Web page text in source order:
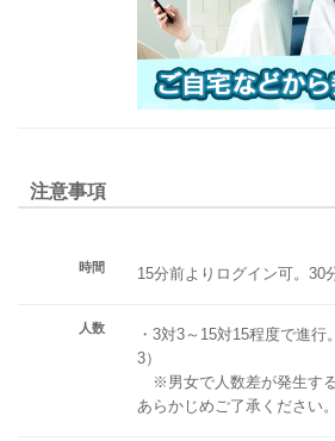
注意事項
時間 15分前よりログイン可。30
人数
・3対3～15対15程度で進
3）
※男女で人数差が発生す
あらかじめご了承ください。